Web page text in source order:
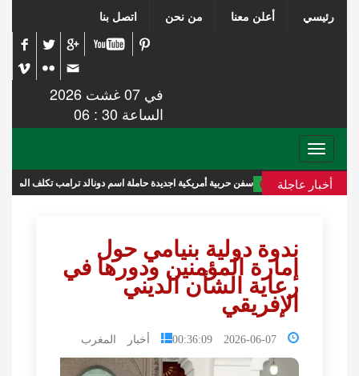
رئيسي أعلن معنا من نحن اتصل بنا
في 07 غشت 2026
الساعة 30 : 06
Toggle
navigation
أخبار عاجلةسفن حربية أمريكية اجديدة حاملة اسم دونالد ترامب تكلف الميزانية 275 مليار دولار
ندوة دولية بنيامي حول
إمارة المؤمنين ودورها في
رعاية الشأن الديني
الإفريقي
2026-06-07 00:36:09 أخبار المغرب